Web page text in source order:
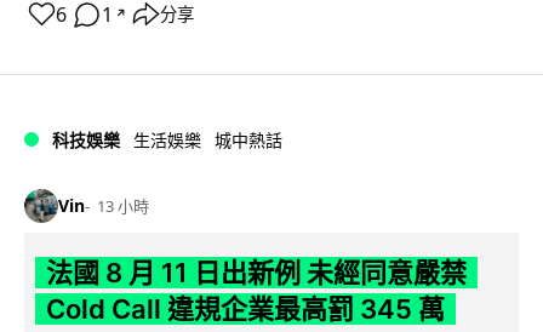
6 1 ↗ 分享
科技娛樂 生活娛樂 城中熱話
Vin 13 小時
法國 8 月 11 日出新例 未經同意嚴禁
Cold Call 違規企業最高罰 345 萬